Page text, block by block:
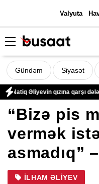
Valyuta
Gündəm Siyasət
Əliyevin qızına qarşı
“Bizə pis
vermək
asmadıq” –
İLHAM ƏLIYEV